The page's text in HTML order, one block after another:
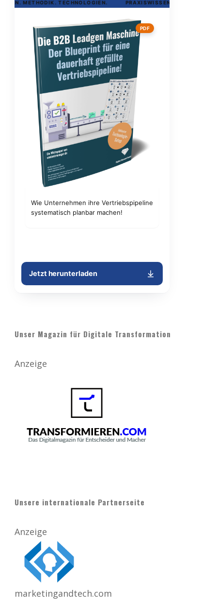
Unser Magazin für Digitale Transformation
Anzeige
Unsere internationale Partnerseite
Anzeige
marketingandtech.com